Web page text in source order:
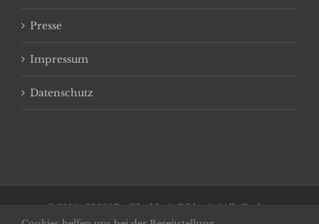
Presse
Impressum
Datenschutz
© 2014 - 2026 | Basilika Maria Bildstein | Alle Rechte